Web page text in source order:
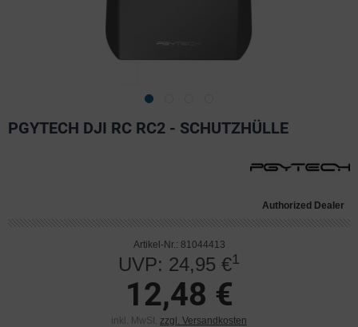
PGYTECH DJI RC RC2 - SCHUTZHÜLLE
Authorized Dealer
Artikel-Nr.: 81044413
UVP: 24,95 €1
12,48 €
inkl. MwSt. zzgl. Versandkosten